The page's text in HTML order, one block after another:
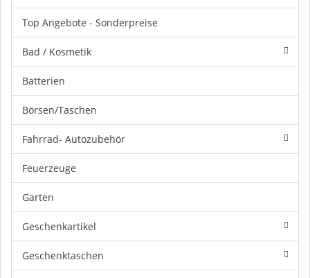
Top Angebote - Sonderpreise
Bad / Kosmetik
Batterien
Börsen/Taschen
Fahrrad- Autozubehör
Feuerzeuge
Garten
Geschenkartikel
Geschenktaschen